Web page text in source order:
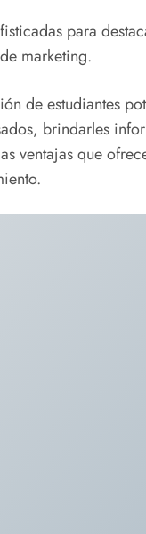
para
marketing.
de estudiantes
brindarles
ventajas que